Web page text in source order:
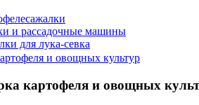
и рассадочные машины
для лука-севка
и овощных культур
картофеля и овощных